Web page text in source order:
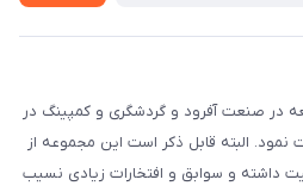
در صنعت آفرود و گردشگری و کمپینگ در
به فعالیت نمود. البته قابل ذکر است این مجموعه از
فعالیت داشته و سوابق و افتخارات زیادی نسیب